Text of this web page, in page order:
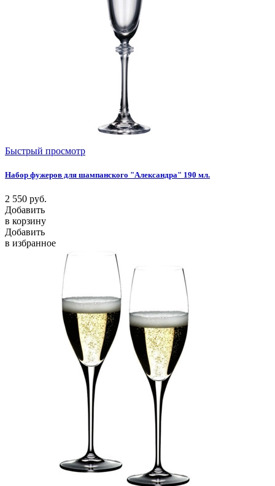
Быстрый просмотр
Набор фужеров для шампанского "Александра" 190 мл.
2 550 руб.
Добавить
в корзину
Добавить
в избранное